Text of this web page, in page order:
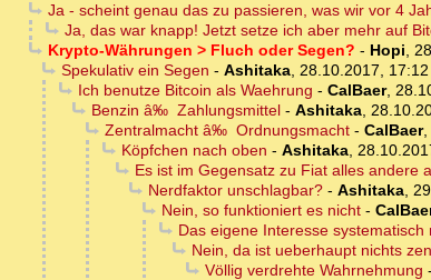
Ja - scheint genau das zu passieren, was wir vor 4
Ja, das war knapp! Jetzt setze ich aber mehr auf
Krypto-Währungen > Fluch oder Segen? - Hopi,
Spekulativ ein Segen - Ashitaka, 28.10.2017, 17:12
Ich benutze Bitcoin als Waehrung - CalBaer,
Benzin â‰ Zahlungsmittel- Ashitaka,
Zentralmacht â‰ Ordnungsmacht- CalBaer,
Köpfchen nach oben - Ashitaka,
Es ist im Gegensatz zu Fiat alles andere
Nerdfaktor unschlagbar?- Ashitaka,
Nein, so funktioniert es nicht-
Das eigene Interesse systematisch
Nein, da ist ueberhaupt nichts
Völlig verdrehte Wahrnehmung -